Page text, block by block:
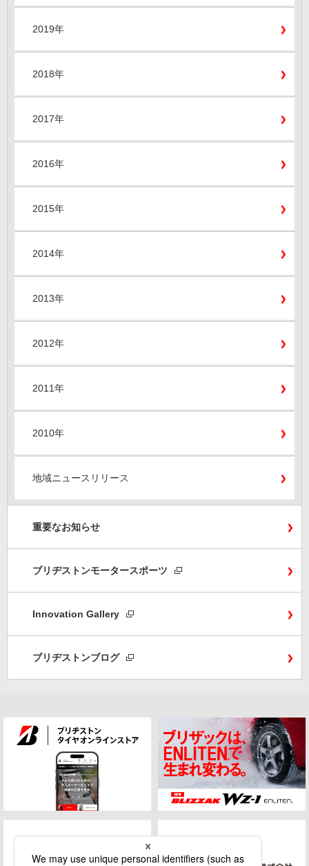
2019年
2018年
2017年
2016年
2015年
2014年
2013年
2012年
2011年
2010年
地域ニュースリリース
重要なお知らせ
ブリヂストンモータースポーツ
Innovation Gallery
ブリヂストンブログ